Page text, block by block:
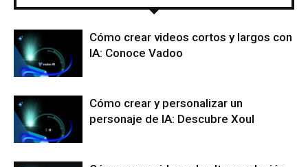
Cómo crear videos cortos y largos con
IA: Conoce Vadoo
Cómo crear y personalizar un
personaje de IA: Descubre Xoul